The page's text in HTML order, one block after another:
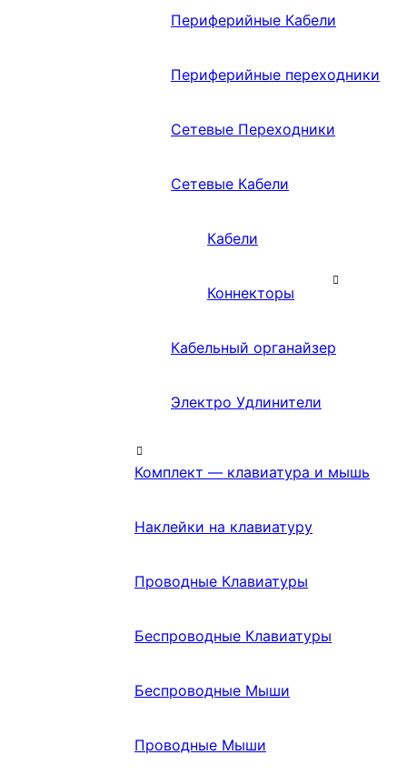
Периферийные Кабели
Периферийные переходники
Сетевые Переходники
Сетевые Кабели
Кабели
Коннекторы
Кабельный органайзер
Электро Удлинители
Комплект — клавиатура и мышь
Наклейки на клавиатуру
Проводные Клавиатуры
Беспроводные Клавиатуры
Беспроводные Мыши
Проводные Мыши